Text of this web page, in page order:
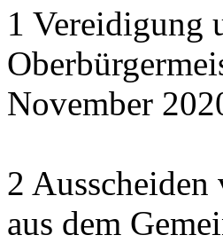
1 Vereidigung
November
2
aus dem